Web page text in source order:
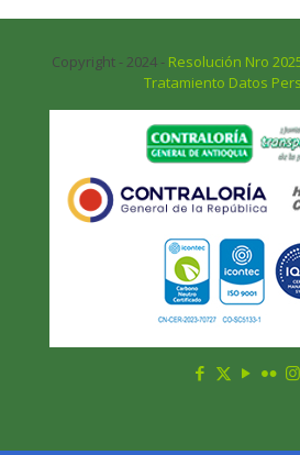
Copyright - 2024 - Resolución Nro
Tratamiento Datos